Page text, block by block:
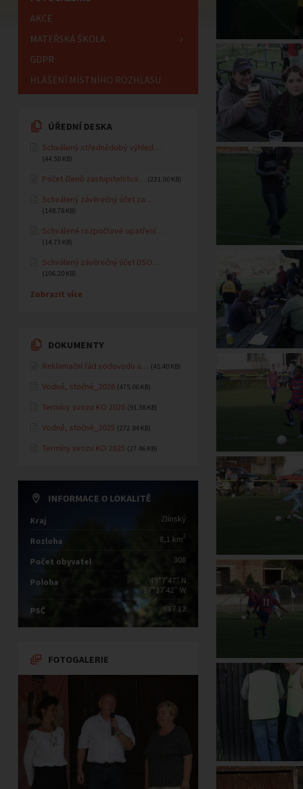
AKCE
MATEŘSKÁ ŠKOLA
GDPR
HLÁŠENÍ MÍSTNÍHO ROZHLASU
ÚŘEDNÍ DESKA
Schválený střednědobý výhled…
(44.50 KB)
Počet členů zastupitelstva… (231.00 KB)
Schválený závěrečný účet za…
(148.78 KB)
Schválené rozpočtové opatření…
(14.73 KB)
Schválený závěrečný účet DSO…
(106.20 KB)
Zobrazit více
DOKUMENTY
Reklamační řád vodovodu a… (45.40 KB)
Vodné, stočné_2026 (475.06 KB)
Termíny svozu KO 2026 (91.38 KB)
Vodné, stočné_2025 (272.84 KB)
Termíny svozu KO 2025 (27.46 KB)
INFORMACE O LOKALITĚ
Kraj Zlínský
Rozloha 8,1 km2
Počet obyvatel 308
Poloha
49°7′47″ N
17°37′42″ W
PSČ
687 12
FOTOGALERIE